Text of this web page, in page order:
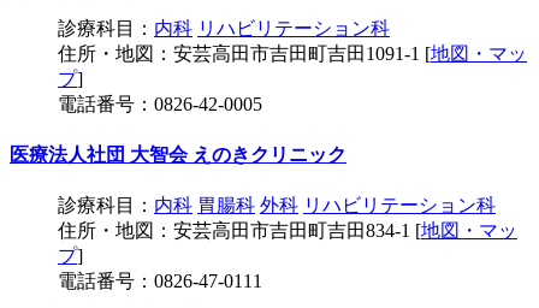
診療科目： 内科 リハビリテーション科
住所・地図：安芸高田市吉田町吉田1091-1 [地図・マッ
プ]
電話番号：0826-42-0005
医療法人社団 大智会 えのきクリニック
診療科目： 内科 胃腸科 外科 リハビリテーション科
住所・地図：安芸高田市吉田町吉田834-1 [地図・マッ
プ]
電話番号：0826-47-0111